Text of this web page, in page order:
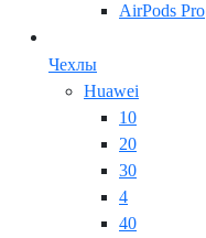
AirPods Pro
Чехлы
Huawei
10
20
30
4
40